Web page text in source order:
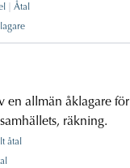
Åtal
en allmän åklagare
räkning.
åtal